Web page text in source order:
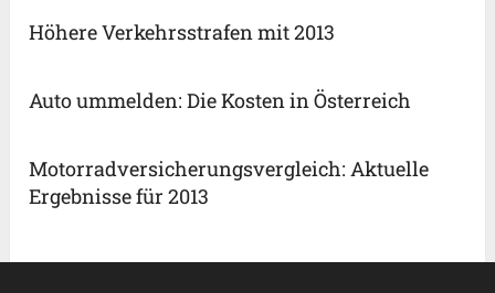
Höhere Verkehrsstrafen mit 2013
Auto ummelden: Die Kosten in Österreich
Motorradversicherungsvergleich: Aktuelle
Ergebnisse für 2013